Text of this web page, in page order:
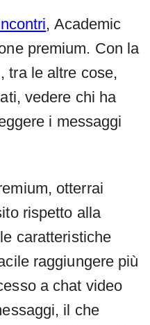
, Academic
premium. Con la
tra le altre cose,
vedere chi ha
i messaggi
otterrai
rispetto alla
caratteristiche
raggiungere più
a chat video
il che